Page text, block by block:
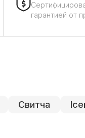
гарантией от
Свитча